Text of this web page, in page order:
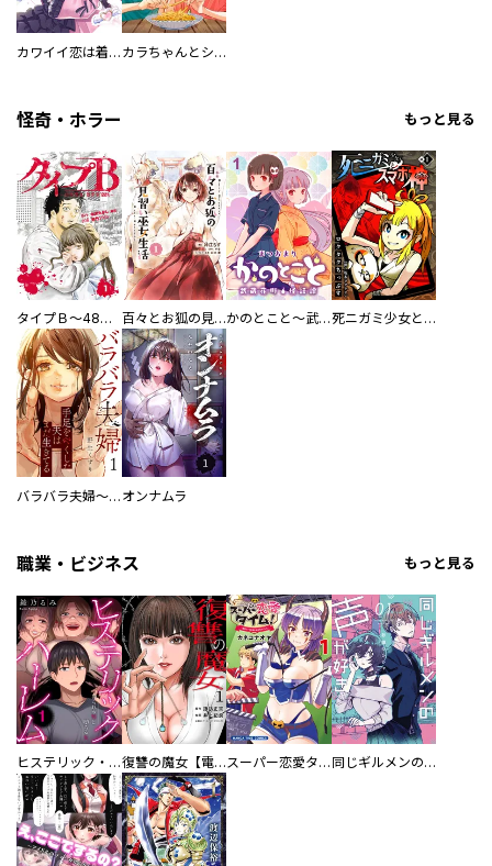
カワイイ恋は着飾らない カラちゃんとシトーさんと、 【分冊版】
怪奇・ホラー もっと見る
タイプＢ～48時間後、致死率100％～【単話】 百々とお狐の見習い巫女生活【単行本版】 かのとこと～武蔵花町怪話譚～ 【連載版】 死ニガミ少女とスマホ神
バラバラ夫婦～手足をなくした夫はまだ生きてる オンナムラ
職業・ビジネス もっと見る
ヒステリック・ハーレム～搾られる男と堕ちる女～【電子単行本版】 復讐の魔女【電子単行本版】 スーパー恋愛タイム！～現場でドＳな彼女は自宅でデレる～ 同じギルメンの声が好き